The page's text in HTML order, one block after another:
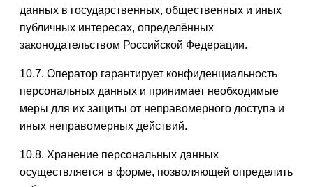
данных в государственных, общественных и иных
публичных интересах, определённых
законодательством Российской Федерации.
10.7. Оператор гарантирует конфиденциальность
персональных данных и принимает необходимые
меры для их защиты от неправомерного доступа и
иных неправомерных действий.
10.8. Хранение персональных данных
осуществляется в форме, позволяющей определить